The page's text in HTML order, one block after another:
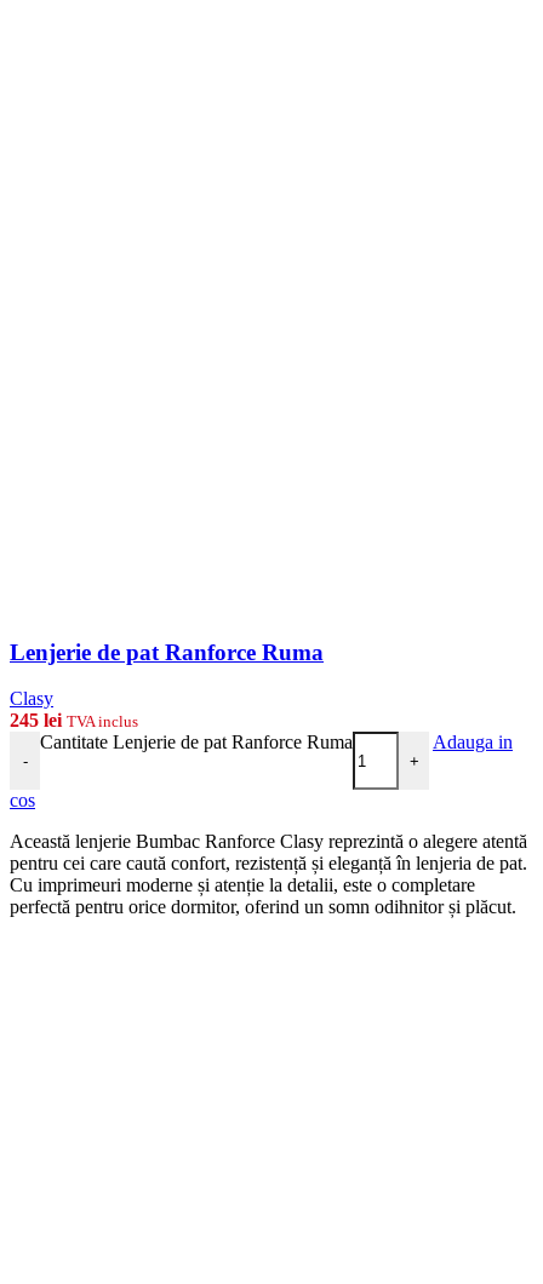
Lenjerie de pat Ranforce Ruma
Clasy
245 lei TVA inclus
-
Cantitate Lenjerie de pat Ranforce Ruma
+
Adauga in
cos
Această lenjerie Bumbac Ranforce Clasy reprezintă o alegere atentă
pentru cei care caută confort, rezistență și eleganță în lenjeria de pat.
Cu imprimeuri moderne și atenție la detalii, este o completare
perfectă pentru orice dormitor, oferind un somn odihnitor și plăcut.